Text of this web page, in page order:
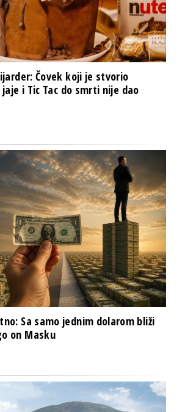
Čovek koji je stvorio
i Tic Tac do smrti nije dao
Sa samo jednim dolarom bliži
on Masku